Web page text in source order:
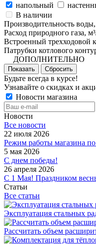
напольный
В наличии
Производительность
Расход природного газа,
Встроенный трехходовой
Патрубки котлового
ДОПОЛНИТЕЛЬНО
Показать Сбросить
Будьте всегда в курсе!
Узнавайте о скидках и
Новости магазина
Новости
Все новости
22 июля 2026
Режим работы магазина
5 мая 2026
С днем победы!
26 апреля 2026
С 1 Мая! Праздником
Статьи
Все статьи
Эксплуатация стальных
Рассчитать объем